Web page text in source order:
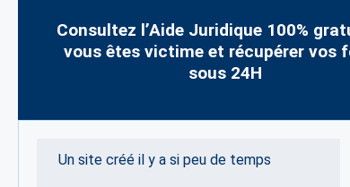
Consultez l’Aide Juridique 100%
vous êtes victime et récupérer vos
sous 24H
Un site créé il y a si peu de temps